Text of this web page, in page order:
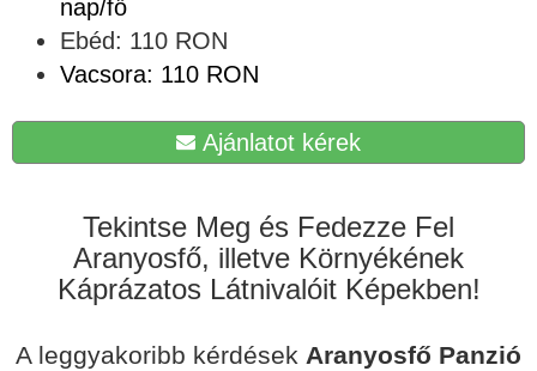
nap/fő
Ebéd: 110 RON
Vacsora: 110 RON
Ajánlatot kérek
Tekintse Meg és Fedezze Fel
Aranyosfő, illetve Környékének
Káprázatos Látnivalóit Képekben!
A leggyakoribb kérdések Aranyosfő Panzió